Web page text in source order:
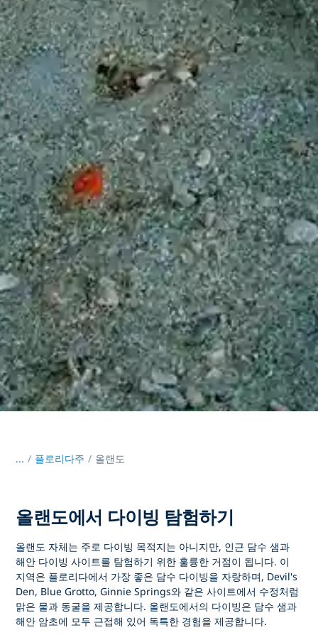
... / 플로리다주 올랜도
올랜도에서 다이빙 탐험하기
올랜도 자체는 주로 다이빙 목적지는 아니지만, 인근 담수 샘과
해안 다이빙 사이트를 탐험하기 위한 훌륭한 거점이 됩니다. 이
지역은 플로리다에서 가장 좋은 담수 다이빙을 자랑하며, Devil's
Den, Blue Grotto, Ginnie Springs와 같은 사이트에서 수정처럼
맑은 물과 동굴을 제공합니다. 올랜도에서의 다이빙은 담수 샘과
해안 암초에 모두 근접해 있어 독특한 경험을 제공합니다.